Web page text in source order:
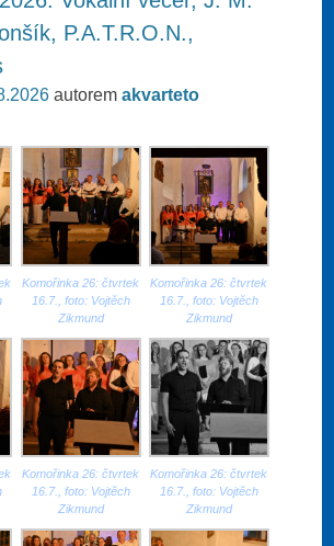
P.A.T.R.O.N.,
autoremakvarteto
Komořinka 26: čtvrtek
16.7., foto: Vojtěch
Zikmund
Komořinka 26: čtvrtek
16.7., foto: Vojtěch
Zikmund
Komořinka 26: čtvrtek
16.7., foto: Vojtěch
Zikmund
Komořinka 26: čtvrtek
16.7., foto: Vojtěch
Zikmund